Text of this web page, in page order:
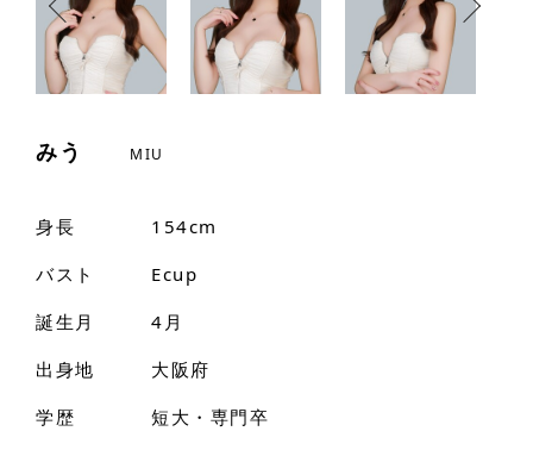
みう MIU
身長
154cm
バスト
Ecup
誕生月
4月
出身地
大阪府
学歴
短大・専門卒